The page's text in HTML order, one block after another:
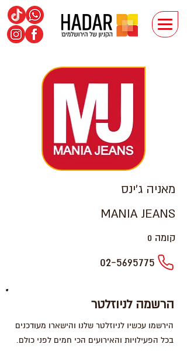
מאניה ג'ינס
MANIA JEANS
קומה 0
02-5695775
הרשמה לניוזלטר
הירשמו עכשיו לניוזלטר שלנו והישארו מעודכנים
בכל הפעילויות והאירועים הכי חמים לפני כולם.